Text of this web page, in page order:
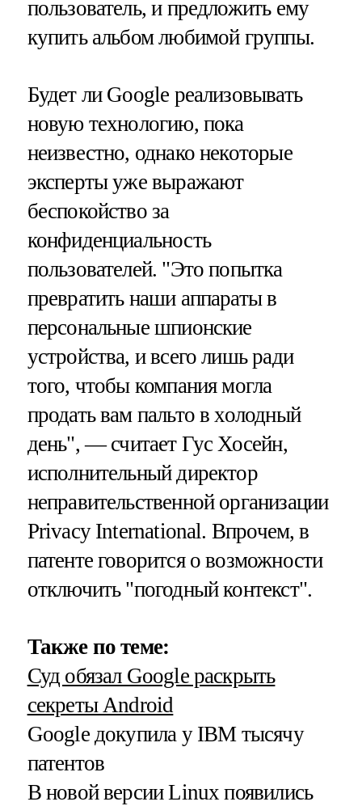
пользователь, и предложить ему
купить альбом любимой группы.
Будет ли Google реализовывать
новую технологию, пока
неизвестно, однако некоторые
эксперты уже выражают
беспокойство за
конфиденциальность
пользователей. "Это попытка
превратить наши аппараты в
персональные шпионские
устройства, и всего лишь ради
того, чтобы компания могла
продать вам пальто в холодный
день", — считает Гус Хосейн,
исполнительный директор
неправительственной организации
Privacy International. Впрочем, в
патенте говорится о возможности
отключить "погодный контекст".
Также по теме:
Суд обязал Google раскрыть
секреты Android
Google докупила у IBM тысячу
патентов
В новой версии Linux появились